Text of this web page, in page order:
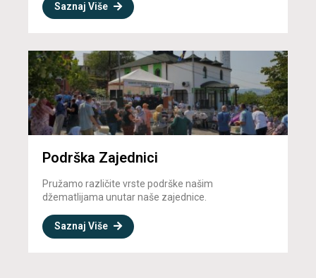
Saznaj Više
Podrška Zajednici
Pružamo različite vrste podrške našim
džematlijama unutar naše zajednice.
Saznaj Više